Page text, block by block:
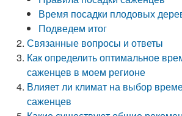
Время посадки плодовых
Подведем итог
Связанные вопросы и ответы
Как определить оптимальное
саженцев в моем регионе
Влияет ли климат на выбор
саженцев